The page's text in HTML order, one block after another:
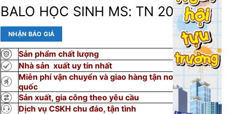
BALO HỌC SINH MS: TN 2033
NHẬN BÁO GIÁ
Sản phẩm chất lượng
Nhà sản xuất uy tín nhất
Miễn phí vận chuyển và giao hàng tận nơi toàn
quốc
Sản xuất, gia công theo yêu cầu
Dịch vụ CSKH chu đáo, tận tình